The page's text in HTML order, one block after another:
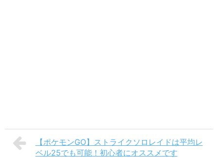
【ポケモンGO】ストライクソロレイドは平均レ
ベル25でも可能！初心者にオススメです